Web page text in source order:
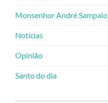
Monsenhor André Sampaio
Notícias
Opinião
Santo do dia